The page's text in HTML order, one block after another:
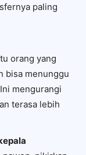
paling
orang yang
bisa menunggu
mengurangi
terasa lebih